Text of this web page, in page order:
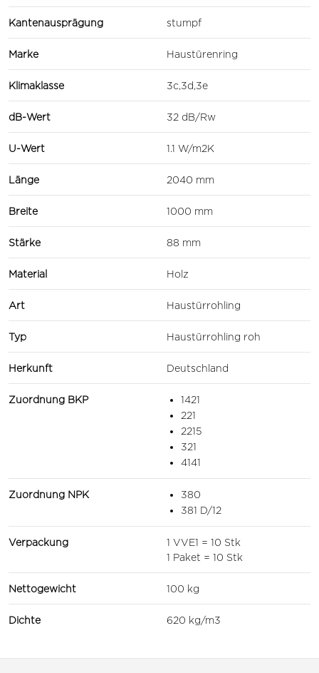
Kantenausprägung stumpf
Marke Haustürenring
Klimaklasse 3c,3d,3e
dB-Wert 32 dB/Rw
U-Wert 1.1 W/m2K
Länge 2040 mm
Breite 1000 mm
Stärke 88 mm
Material Holz
Art Haustürrohling
Typ Haustürrohling roh
Herkunft Deutschland
Zuordnung BKP
1421
221
2215
321
4141
Zuordnung NPK
380
381 D/12
Verpackung
1 VVE1 = 10 Stk
1 Paket = 10 Stk
Nettogewicht 100 kg
Dichte 620 kg/m3